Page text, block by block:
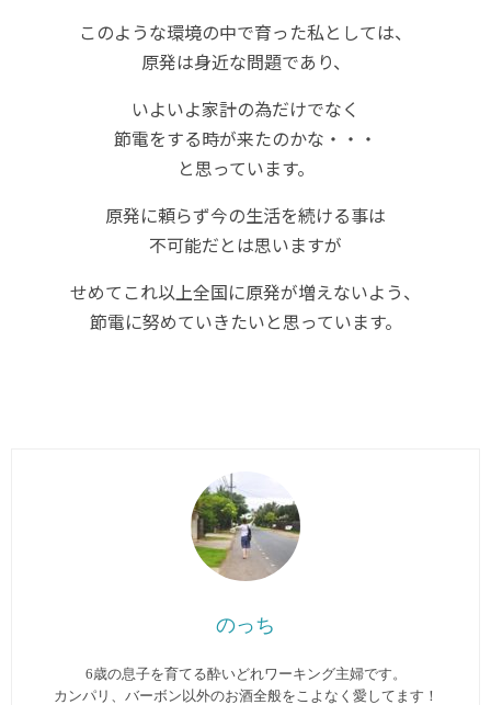
このような環境の中で育った私としては、
原発は身近な問題であり、
いよいよ家計の為だけでなく
節電をする時が来たのかな・・・
と思っています。
原発に頼らず今の生活を続ける事は
不可能だとは思いますが
せめてこれ以上全国に原発が増えないよう、
節電に努めていきたいと思っています。
のっち
6歳の息子を育てる酔いどれワーキング主婦です。
カンパリ、バーボン以外のお酒全般をこよなく愛してます︎！